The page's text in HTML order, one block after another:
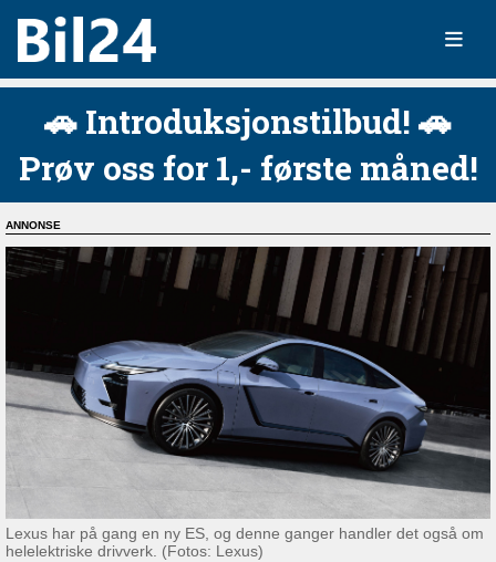
🚗 Introduksjonstilbud! 🚗
Prøv oss for 1,- første måned!
Lexus har på gang en ny ES, og denne ganger handler det også om
helelektriske drivverk. (Fotos: Lexus)